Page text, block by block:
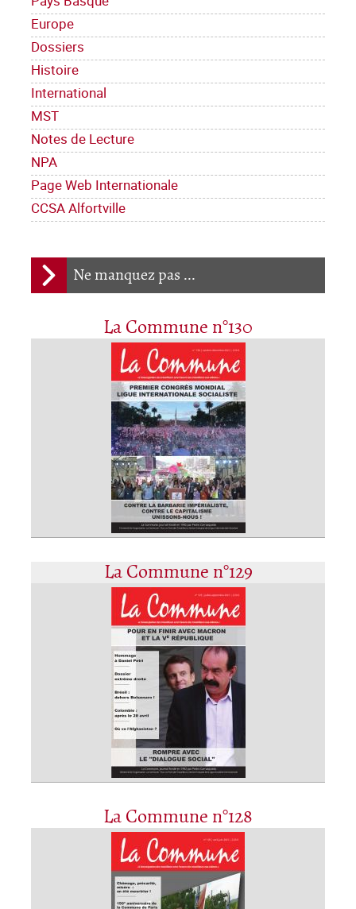
Europe
Dossiers
Histoire
International
MST
Notes de Lecture
NPA
Page Web Internationale
CCSA Alfortville
Ne manquez pas ...
La Commune n°130
La Commune n°129
La Commune n°128